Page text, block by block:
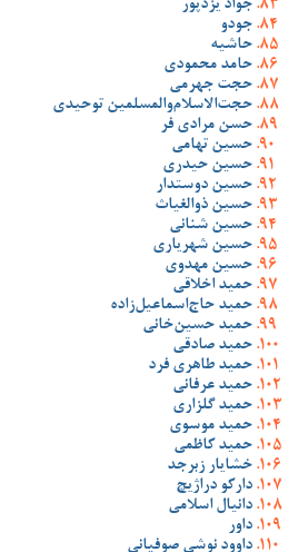
جواد یزدپور
جودو
حاشیه
حامد محمودی
حجت جهرمی
حجت‌الاسلام‌والمسلمین توحیدی
حسن مرادی فر
حسین تهامی
حسین حیدری
حسین دوستدار
حسین ذوالغیاث
حسین شنانی
حسین شهریاری
حسین مهدوی
حمید اخلاقی
حمید حاج‌اسماعیل‌زاده
حمید حسین‌خانی
حمید صادقی
حمید طاهری فرد
حمید عرفانی
حمید گلزاری
حمید موسوی
حمید کاظمی
خشایار زبرجد
دارکو دراژیچ
دانیال اسلامی
داور
داوود نوشی صوفیانی